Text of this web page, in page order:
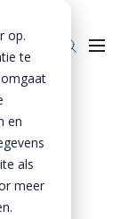
op.
te
en
als
meer